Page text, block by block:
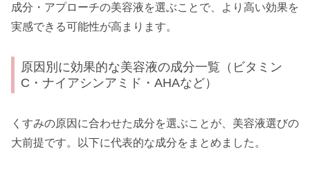
成分・アプローチの美容液を選ぶことで、より高い効果を
実感できる可能性が高まります。
原因別に効果的な美容液の成分一覧（ビタミン
C・ナイアシンアミド・AHAなど）
くすみの原因に合わせた成分を選ぶことが、美容液選びの
大前提です。以下に代表的な成分をまとめました。